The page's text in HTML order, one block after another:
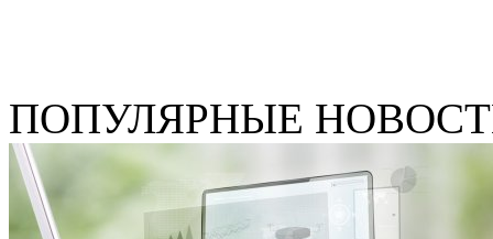
ПОПУЛЯРНЫЕ